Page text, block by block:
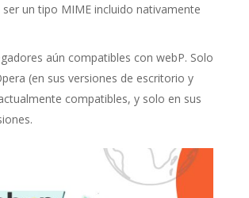
un tipo MIME incluido nativamente
aún compatibles con webP. Solo
(en sus versiones de escritorio y
compatibles, y solo en sus